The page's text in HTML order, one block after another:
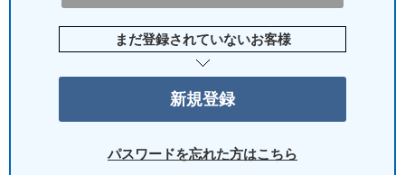
まだ登録されていないお客様
パスワードを忘れた方はこちら